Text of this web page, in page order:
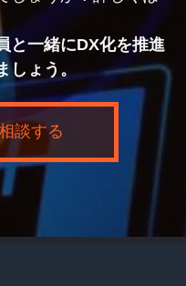
と一緒にDX化を推進
しょう。
談する